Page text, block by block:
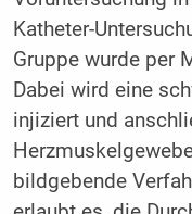
Katheter-
Gruppe wurde per
Dabei wird eine
injiziert und
bildgebende